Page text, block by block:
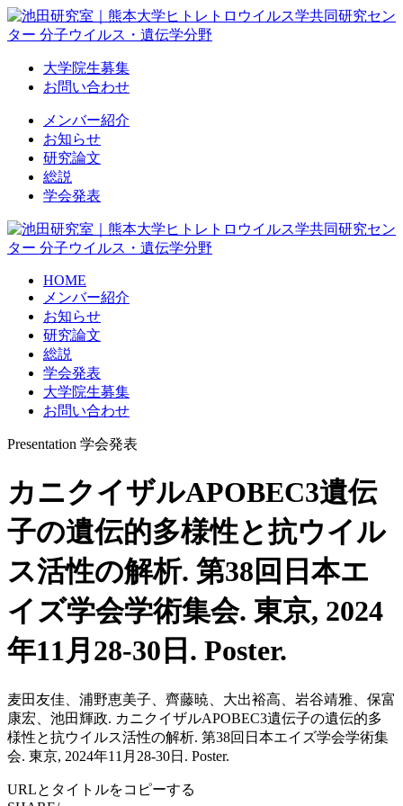
Skip
to
content
大学院生募集
お問い合わせ
メンバー紹介
お知らせ
研究論文
総説
学会発表
HOME
メンバー紹介
お知らせ
研究論文
総説
学会発表
大学院生募集
お問い合わせ
Presentation 学会発表
カニクイザルAPOBEC3遺伝
子の遺伝的多様性と抗ウイル
ス活性の解析. 第38回日本エ
イズ学会学術集会. 東京, 2024
年11月28-30日. Poster.
麦田友佳、浦野恵美子、齊藤暁、大出裕高、岩谷靖雅、保富
康宏、池田輝政. カニクイザルAPOBEC3遺伝子の遺伝的多
様性と抗ウイルス活性の解析. 第38回日本エイズ学会学術集
会. 東京, 2024年11月28-30日. Poster.
URLとタイトルをコピーする